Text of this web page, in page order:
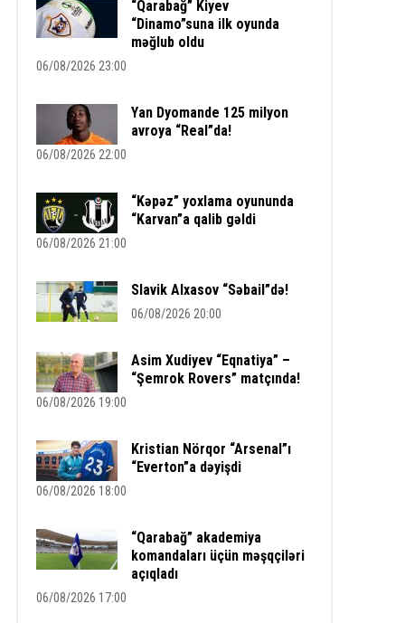
“Qarabağ” Kiyev
“Dinamo”suna ilk oyunda
məğlub oldu
06/08/2026 23:00
Yan Dyomande 125 milyon
avroya “Real”da!
06/08/2026 22:00
“Kəpəz” yoxlama oyununda
“Karvan”a qalib gəldi
06/08/2026 21:00
Slavik Alxasov “Səbail”də!
06/08/2026 20:00
Asim Xudiyev “Eqnatiya” –
“Şemrok Rovers” matçında!
06/08/2026 19:00
Kristian Nörqor “Arsenal”ı
“Everton”a dəyişdi
06/08/2026 18:00
“Qarabağ” akademiya
komandaları üçün məşqçiləri
açıqladı
06/08/2026 17:00